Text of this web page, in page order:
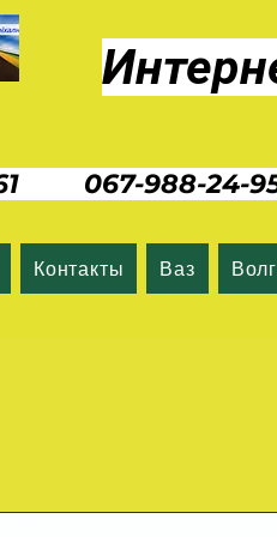
61 067-988-24-
Контакты Ваз